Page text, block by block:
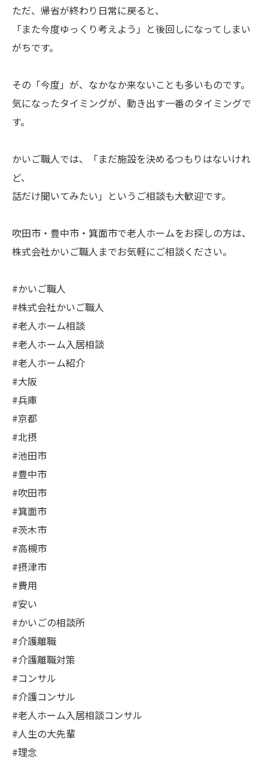
ただ、帰省が終わり日常に戻ると、
「また今度ゆっくり考えよう」と後回しになってしまい
がちです。
その「今度」が、なかなか来ないことも多いものです。
気になったタイミングが、動き出す一番のタイミングで
す。
かいご職人では、「まだ施設を決めるつもりはないけれ
ど、
話だけ聞いてみたい」というご相談も大歓迎です。
吹田市・豊中市・箕面市で老人ホームをお探しの方は、
株式会社かいご職人までお気軽にご相談ください。
#かいご職人
#株式会社かいご職人
#老人ホーム相談
#老人ホーム入居相談
#老人ホーム紹介
#大阪
#兵庫
#京都
#北摂
#池田市
#豊中市
#吹田市
#箕面市
#茨木市
#高槻市
#摂津市
#費用
#安い
#かいごの相談所
#介護離職
#介護離職対策
#コンサル
#介護コンサル
#老人ホーム入居相談コンサル
#人生の大先輩
#理念